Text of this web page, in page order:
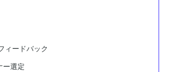
ィードバック
ー選定